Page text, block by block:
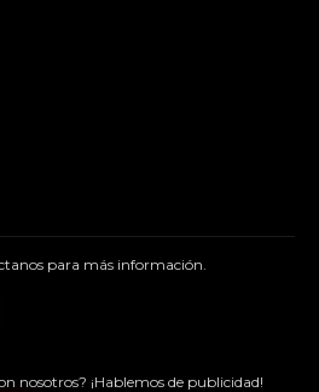
para más información.
nosotros? ¡Hablemos de publicidad!